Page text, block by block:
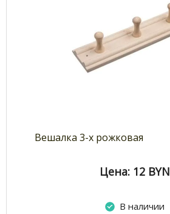
Вешалка 3-х рожковая
Цена: 12 BYN
В наличии